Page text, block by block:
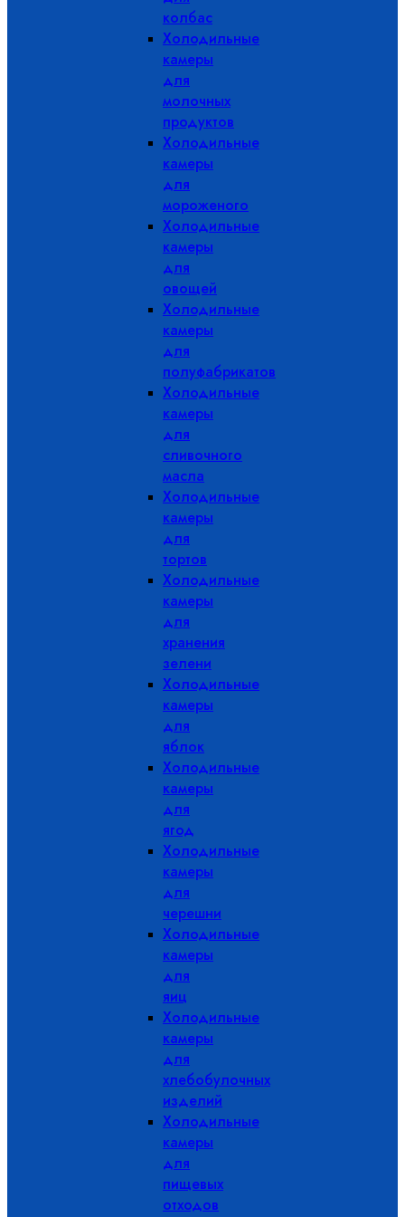
колбас
Холодильные
камеры
для
молочных
продуктов
Холодильные
камеры
для
мороженого
Холодильные
камеры
для
овощей
Холодильные
камеры
для
полуфабрикатов
Холодильные
камеры
для
сливочного
масла
Холодильные
камеры
для
тортов
Холодильные
камеры
для
хранения
зелени
Холодильные
камеры
для
яблок
Холодильные
камеры
для
ягод
Холодильные
камеры
для
черешни
Холодильные
камеры
для
яиц
Холодильные
камеры
для
хлебобулочных
изделий
Холодильные
камеры
для
пищевых
отходов